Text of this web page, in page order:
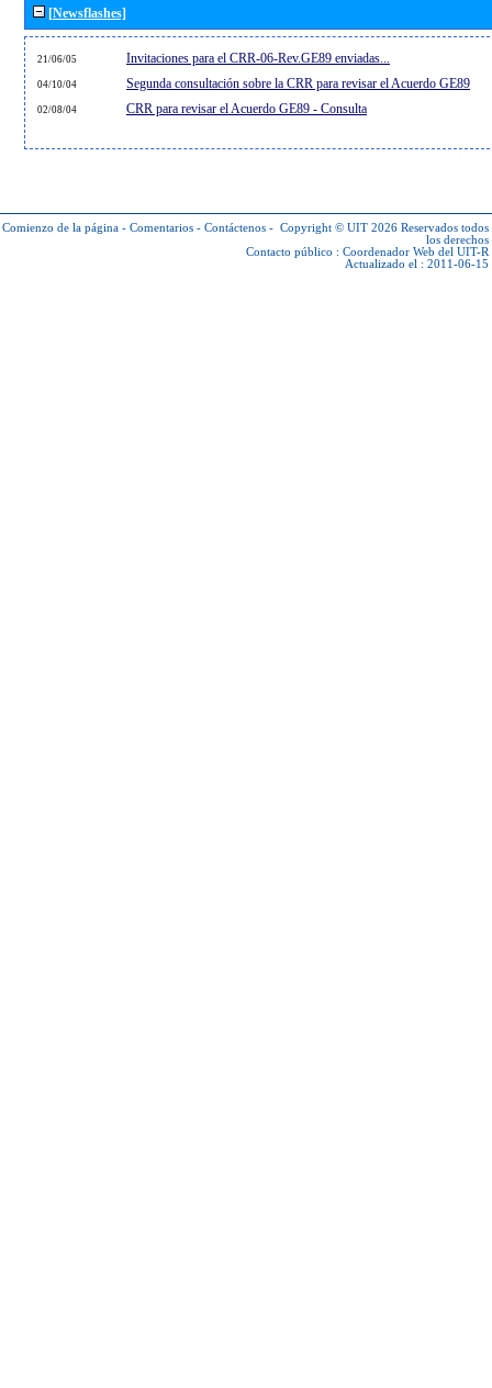
[Newsflashes]
21/06/05 Invitaciones para el CRR-06-Rev.GE89 enviadas...
04/10/04 Segunda consultación sobre la CRR para revisar el Acuerdo GE89
02/08/04 CRR para revisar el Acuerdo GE89 - Consulta
Comienzo de la página - Comentarios - Contáctenos - Copyright © UIT 2026 Reservados todos
los derechos
Contacto público : Coordenador Web del UIT-R
Actualizado el : 2011-06-15